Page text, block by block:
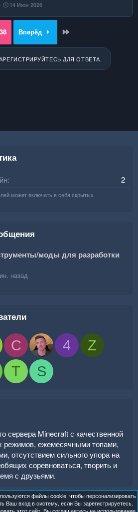
р
14 Июн 2026
Вперёд
ДЛЯ ОТВЕТА.
2
может включать в себя скрытых
моды для разработки
назад
C 4
Z
T S
сервера Minecraft с качественной
режимов, ежемесячными топами,
отсутствием сильного упора на
соревноваться, творить и
с друзьями.
файлы cookie, чтобы персонализировать
Ваш вход в систему, если Вы зарегистрируетесь.